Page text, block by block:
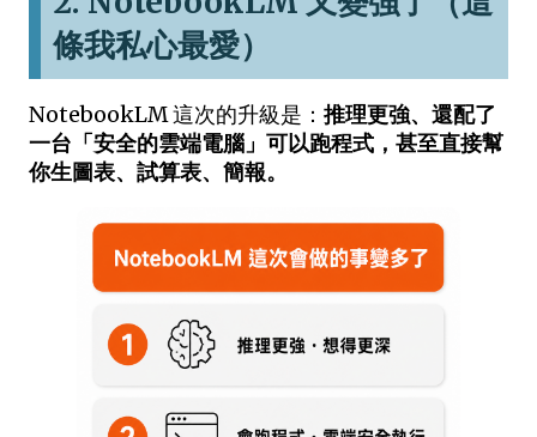
條我私心最愛）
NotebookLM 這次的升級是： 推理更強、還配了
一台「安全的雲端電腦」可以跑程式，甚至直接幫
你生圖表、試算表、簡報。